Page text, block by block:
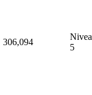
306,094
5